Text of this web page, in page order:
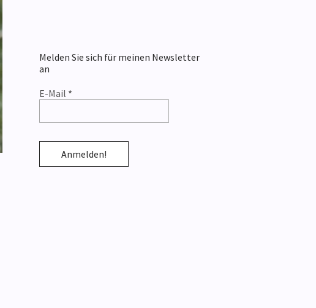
Melden Sie sich für meinen Newsletter
an
E-Mail *